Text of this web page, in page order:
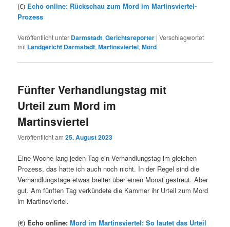
(€) Echo online: Rückschau zum Mord im Martinsviertel-
Prozess
Veröffentlicht unter Darmstadt,Gerichtsreporter |Verschlagwortet
mit Landgericht Darmstadt,Martinsviertel,Mord
Fünfter Verhandlungstag mit
Urteil zum Mord im
Martinsviertel
Veröffentlicht am25. August 2023
Eine Woche lang jeden Tag ein Verhandlungstag im gleichen
Prozess, das hatte ich auch noch nicht. In der Regel sind die
Verhandlungstage etwas breiter über einen Monat gestreut. Aber
gut. Am fünften Tag verkündete die Kammer ihr Urteil zum Mord
im Martinsviertel.
(€) Echo online:Mord im Martinsviertel: So lautet das Urteil